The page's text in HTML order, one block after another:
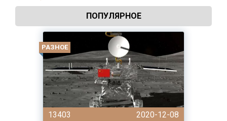
ПОПУЛЯРНОЕ
РАЗНОЕ
13403
2020-12-08